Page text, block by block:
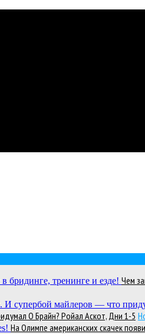
Чем
О Брайн? Ройал Аскот, Дни 1-5
На Олимпе американских скачек